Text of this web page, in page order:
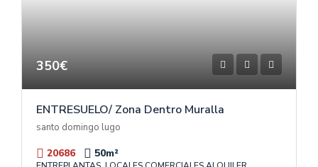
350€
ENTRESUELO/ Zona Dentro Muralla
santo domingo lugo
20686 50m²